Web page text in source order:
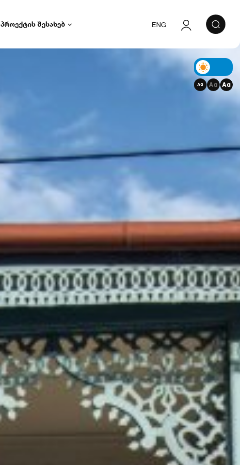
Aa Aa Aa
პროექტის შესახებ ENG
ავტორიზაცია
რეგისტრაცია